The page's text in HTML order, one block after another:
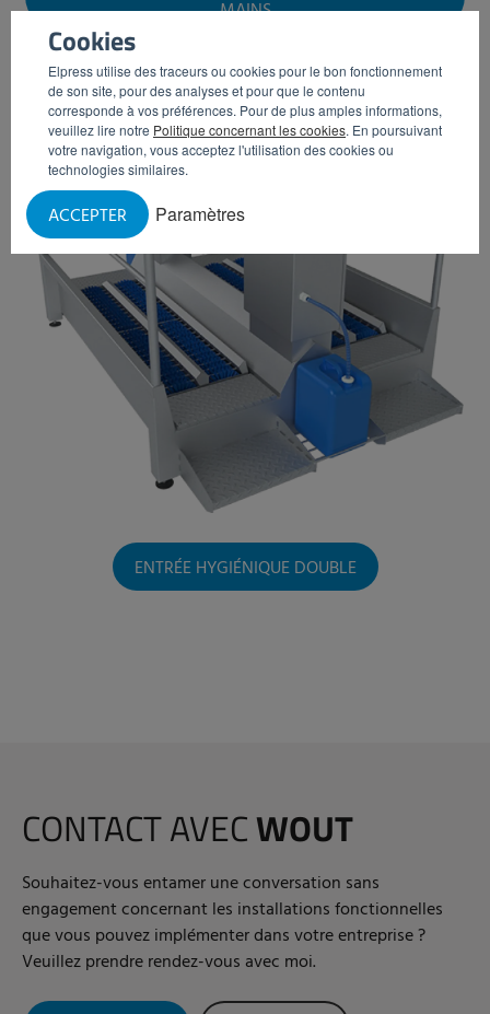
Cookies
Elpress utilise des traceurs ou cookies pour le bon fonctionnement
de son site, pour des analyses et pour que le contenu
corresponde à vos préférences. Pour de plus amples informations,
veuillez lire notre Politique concernant les cookies. En poursuivant
votre navigation, vous acceptez l'utilisation des cookies ou
technologies similaires.
Paramètres
ACCEPTER
MAINS
ENTRÉE HYGIÉNIQUE DOUBLE
CONTACT AVECWOUT
Souhaitez-vous entamer une conversation sans
engagement concernant les installations fonctionnelles
que vous pouvez implémenter dans votre entreprise ?
Veuillez prendre rendez-vous avec moi.